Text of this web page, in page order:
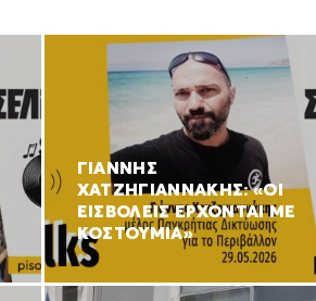
ΓΙΑΝΝΗΣ
ΧΑΤΖΗΓΙΑΝΝΑΚΗΣ: «ΟΙ
ΕΙΣΒΟΛΕΙΣ ΕΡΧΟΝΤΑΙ ΜΕ
ΚΟΣΤΟΥΜΙΑ»